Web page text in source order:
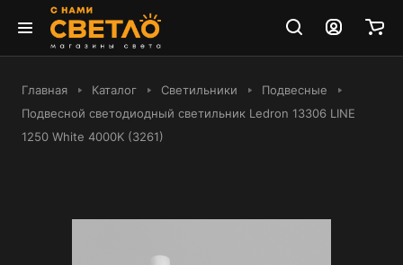
Главная Каталог Светильники
Подвесные
Подвесной светодиодный светильник Ledron 13306 LINE
1250 White 4000K (3261)